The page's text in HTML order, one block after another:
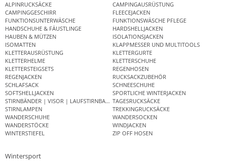
ALPINRUCKSÄCKE
CAMPINGAUSRÜSTUNG
CAMPINGGESCHIRR
FLEECEJACKEN
FUNKTIONSUNTERWÄSCHE
FUNKTIONSWÄSCHE PFLEGE
HANDSCHUHE & FÄUSTLINGE
HARDSHELLJACKEN
HAUBEN & MÜTZEN
ISOLATIONSJACKEN
ISOMATTEN
KLAPPMESSER UND MULTITOOLS
KLETTERAUSRÜSTUNG
KLETTERGURTE
KLETTERHELME
KLETTERSCHUHE
KLETTERSTEIGSETS
REGENHOSEN
REGENJACKEN
RUCKSACKZUBEHÖR
SCHLAFSACK
SCHNEESCHUHE
SOFTSHELLJACKEN
SPORTLICHE WINTERJACKEN
STIRNBÄNDER | VISOR | LAUFSTIRNBANDTAGESRUCKSÄCKE
STIRNLAMPEN
TREKKINGRUCKSÄCKE
WANDERSCHUHE
WANDERSOCKEN
WANDERSTÖCKE
WINDJACKEN
WINTERSTIEFEL
ZIP OFF HOSEN
Wintersport